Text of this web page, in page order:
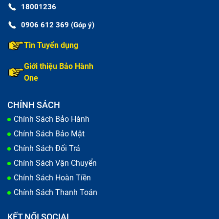
bên trong bị hư hỏng ảnh hưởng tới màn hình
laptop Dell Inspiron 3168.
Có nhiều nguyên nhân khiến màn hình laptop Dell
18001236
0906 612 369 (Góp ý)
Tin Tuyển dụng
Giới thiệu Bảo Hành
One
CHÍNH SÁCH
Chính Sách Bảo Hành
Chính Sách Bảo Mật
Chính Sách Đổi Trả
Chính Sách Vận Chuyển
Chính Sách Hoàn Tiền
Chính Sách Thanh Toán
KẾT NỐI SOCIAL